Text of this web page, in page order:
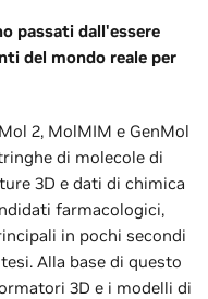
passati dall'essere
del mondo reale per
2, MolMIM e GenMol
di molecole di
3D e dati di chimica
farmacologici,
in pochi secondi
Alla base di questo
3D e i modelli di